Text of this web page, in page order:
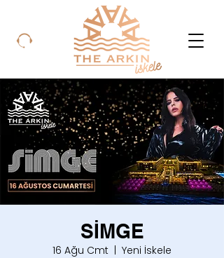
SİMGE
16 Ağu Cmt Yeni İskele